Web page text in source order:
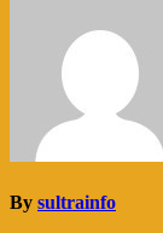
By sultrainfo